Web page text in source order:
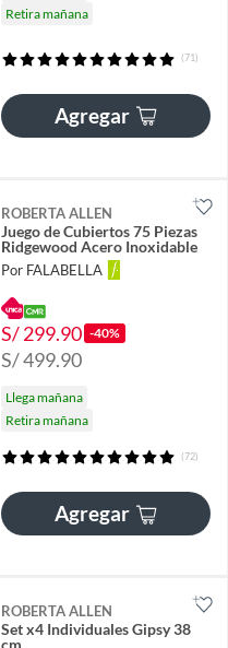
Retira mañana
(71)
Agregar
ROBERTA ALLEN
Juego de Cubiertos 75 Piezas
Ridgewood Acero Inoxidable
Por FALABELLA
S/ 299.90 -40%
S/ 499.90
Llega mañana
Retira mañana
(72)
Agregar
ROBERTA ALLEN
Set x4 Individuales Gipsy 38
cm